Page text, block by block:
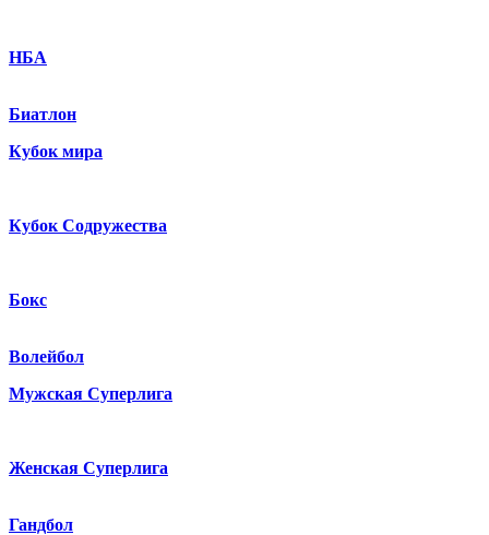
НБА
Биатлон
Кубок мира
Кубок Содружества
Бокс
Волейбол
Мужская Суперлига
Женская Суперлига
Гандбол